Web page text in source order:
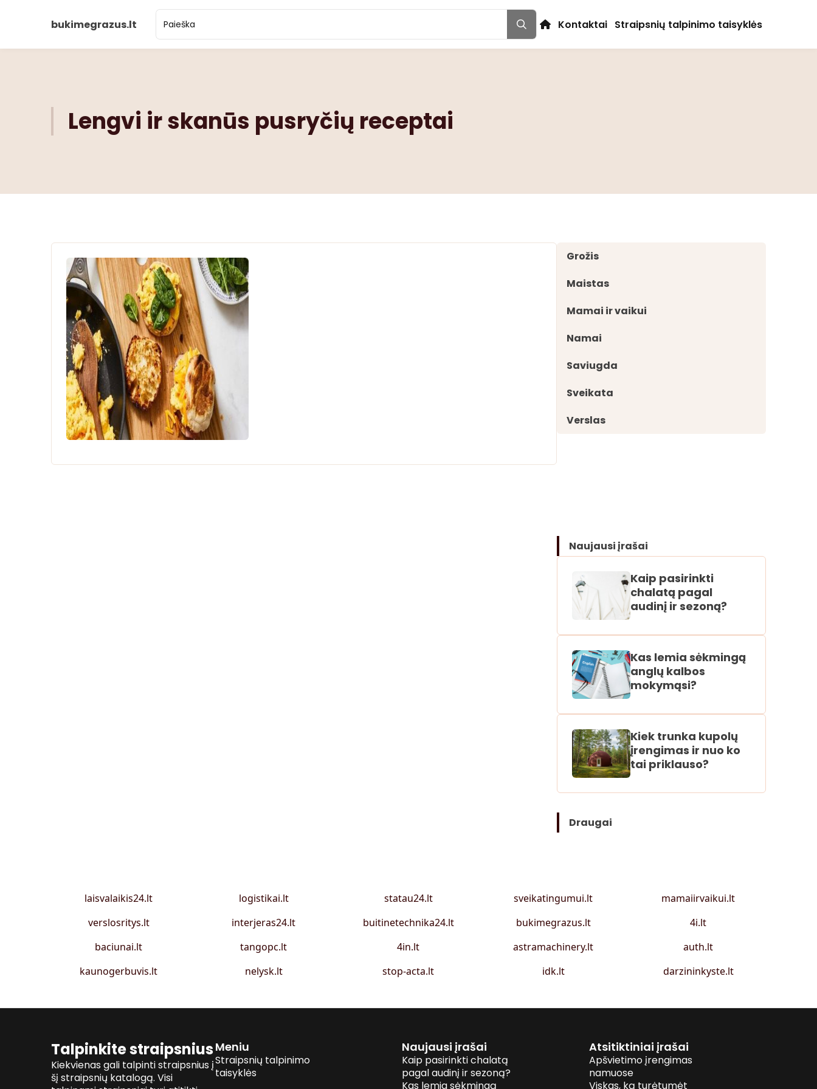
bukimegrazus.lt Kontaktai Straipsnių talpinimo taisyklės
Lengvi ir skanūs pusryčių receptai
Grožis
Maistas
Mamai ir vaikui
Namai
Saviugda
Sveikata
Verslas
Naujausi įrašai
Kaip pasirinkti
chalatą pagal
audinį ir sezoną?
Kas lemia sėkmingą
anglų kalbos
mokymąsi?
Kiek trunka kupolų
įrengimas ir nuo ko
tai priklauso?
Draugai
laisvalaikis24.lt logistikai.lt statau24.lt sveikatingumui.lt
mamaiirvaikui.lt
verslosritys.lt
interjeras24.lt buitinetechnika24.lt bukimegrazus.lt
4i.lt
baciunai.lt
tangopc.lt 4in.lt astramachinery.lt
auth.lt
kaunogerbuvis.lt
nelysk.lt stop-acta.lt idk.lt darzininkyste.lt
Talpinkite straipsnius
Kiekvienas gali talpinti straipsnius į
šį straipsnių katalogą. Visi
Meniu
Straipsnių talpinimo
taisyklės
Naujausi įrašai
Kaip pasirinkti chalatą
pagal audinį ir sezoną?
Kas lemia sėkmingą
Atsitiktiniai įrašai
Apšvietimo įrengimas
namuose
Viskas, ką turėtumėt